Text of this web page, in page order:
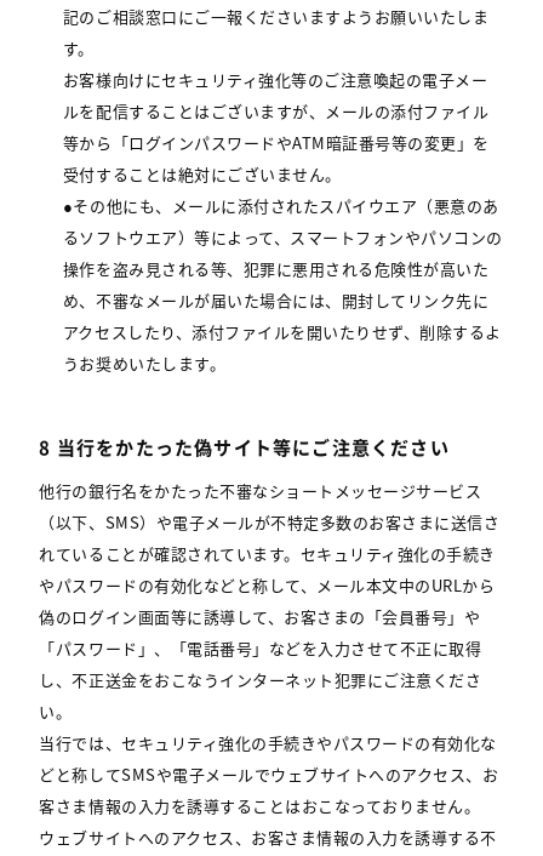
記のご相談窓口にご一報くださいますようお願いいたしま
す。
お客様向けにセキュリティ強化等のご注意喚起の電子メー
ルを配信することはございますが、メールの添付ファイル
等から「ログインパスワードやATM暗証番号等の変更」を
受付することは絶対にございません。
●その他にも、メールに添付されたスパイウエア（悪意のあ
るソフトウエア）等によって、スマートフォンやパソコンの
操作を盗み見される等、犯罪に悪用される危険性が高いた
め、不審なメールが届いた場合には、開封してリンク先に
アクセスしたり、添付ファイルを開いたりせず、削除するよ
うお奨めいたします。
8 当行をかたった偽サイト等にご注意ください
他行の銀行名をかたった不審なショートメッセージサービス
（以下、SMS）や電子メールが不特定多数のお客さまに送信さ
れていることが確認されています。セキュリティ強化の手続き
やパスワードの有効化などと称して、メール本文中のURLから
偽のログイン画面等に誘導して、お客さまの「会員番号」や
「パスワード」、「電話番号」などを入力させて不正に取得
し、不正送金をおこなうインターネット犯罪にご注意くださ
い。
当行では、セキュリティ強化の手続きやパスワードの有効化な
どと称してSMSや電子メールでウェブサイトへのアクセス、お
客さま情報の入力を誘導することはおこなっておりません。
ウェブサイトへのアクセス、お客さま情報の入力を誘導する不